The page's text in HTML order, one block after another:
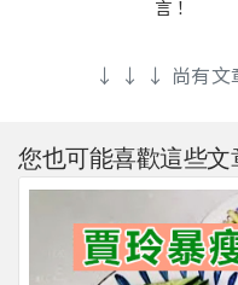
言！
↓ ↓ ↓ 尚有文
您也可能喜歡這些文